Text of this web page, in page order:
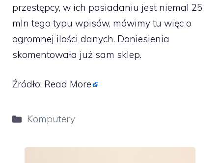
przestępcy, w ich posiadaniu jest niemal 25
mln tego typu wpisów, mówimy tu więc o
ogromnej ilości danych. Doniesienia
skomentowała już sam sklep.
Źródło: Read More
Kategorie
Komputery